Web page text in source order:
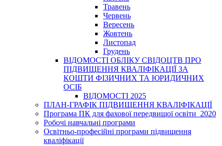
Травень
Червень
Вересень
Жовтень
Листопад
Грудень
ВІДОМОСТІ ОБЛІКУ СВІДОЦТВ ПРО
ПІДВИЩЕННЯ КВАЛІФІКАЦІЇ ЗА
КОШТИ ФІЗИЧНИХ ТА ЮРИДИЧНИХ
ОСІБ
ВІДОМОСТІ 2025
ПЛАН-ГРАФІК ПІДВИЩЕННЯ КВАЛІФІКАЦІЇ
Програма ПК для фахової передвищої освіти_2020
Робочі навчальні програми
Освітньо-професійні програми підвищення
кваліфікації